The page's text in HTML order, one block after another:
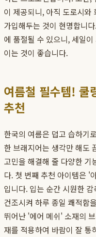
이 제공되니, 아직 도로시와
가입해두는 것이 현명합니
에 품절될 수 있으니, 세일
이는 것이 좋습니다.
여름철 필수템! 쿨
추천
한국의 여름은 덥고 습하기
한 브래지어는 생각만 해도
고민을 해결해 줄 다양한 기
다. 첫 번째 추천 아이템은 '
입니다. 입는 순간 시원한
건조시켜 하루 종일 쾌적함
뛰어난 '에어 메쉬' 소재의
재를 적용하여 바람이 잘 통